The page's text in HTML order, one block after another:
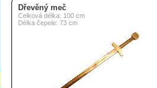
Dřevěný meč
Celková délka: 100 cm
Délka čepele: 73 cm